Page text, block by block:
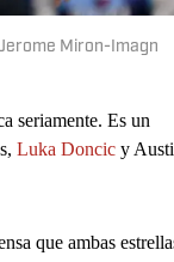
Miron-Imagn
seriamente. Es un
Luka Doncic y
que ambas